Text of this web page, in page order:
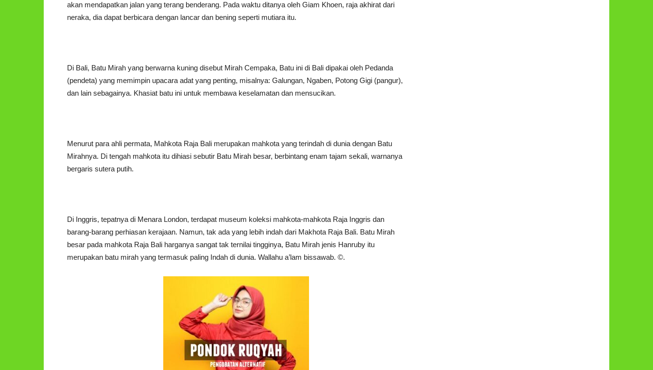
akan mendapatkan jalan yang terang benderang. Pada waktu ditanya oleh Giam Khoen, raja akhirat dari
neraka, dia dapat berbicara dengan lancar dan bening seperti mutiara itu.
Di Bali, Batu Mirah yang berwarna kuning disebut Mirah Cempaka, Batu ini di Bali dipakai oleh Pedanda
(pendeta) yang memimpin upacara adat yang penting, misalnya: Galungan, Ngaben, Potong Gigi (pangur),
dan lain sebagainya. Khasiat batu ini untuk membawa keselamatan dan mensucikan.
Menurut para ahli permata, Mahkota Raja Bali merupakan mahkota yang terindah di dunia dengan Batu
Mirahnya. Di tengah mahkota itu dihiasi sebutir Batu Mirah besar, berbintang enam tajam sekali, warnanya
bergaris sutera putih.
Di Inggris, tepatnya di Menara London, terdapat museum koleksi mahkota-mahkota Raja Inggris dan
barang-barang perhiasan kerajaan. Namun, tak ada yang lebih indah dari Makhota Raja Bali. Batu Mirah
besar pada mahkota Raja Bali harganya sangat tak ternilai tingginya, Batu Mirah jenis Hanruby itu
merupakan batu mirah yang termasuk paling Indah di dunia. Wallahu a’lam bissawab. ©️.